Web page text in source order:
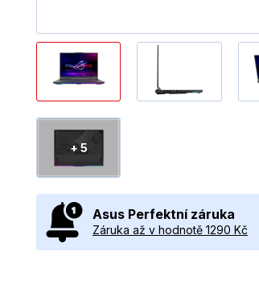
+ 5
Asus Perfektní záruka
Záruka až v hodnotě 1290 Kč